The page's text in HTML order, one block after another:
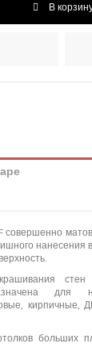
В
совершенно
нанесения
для
больших